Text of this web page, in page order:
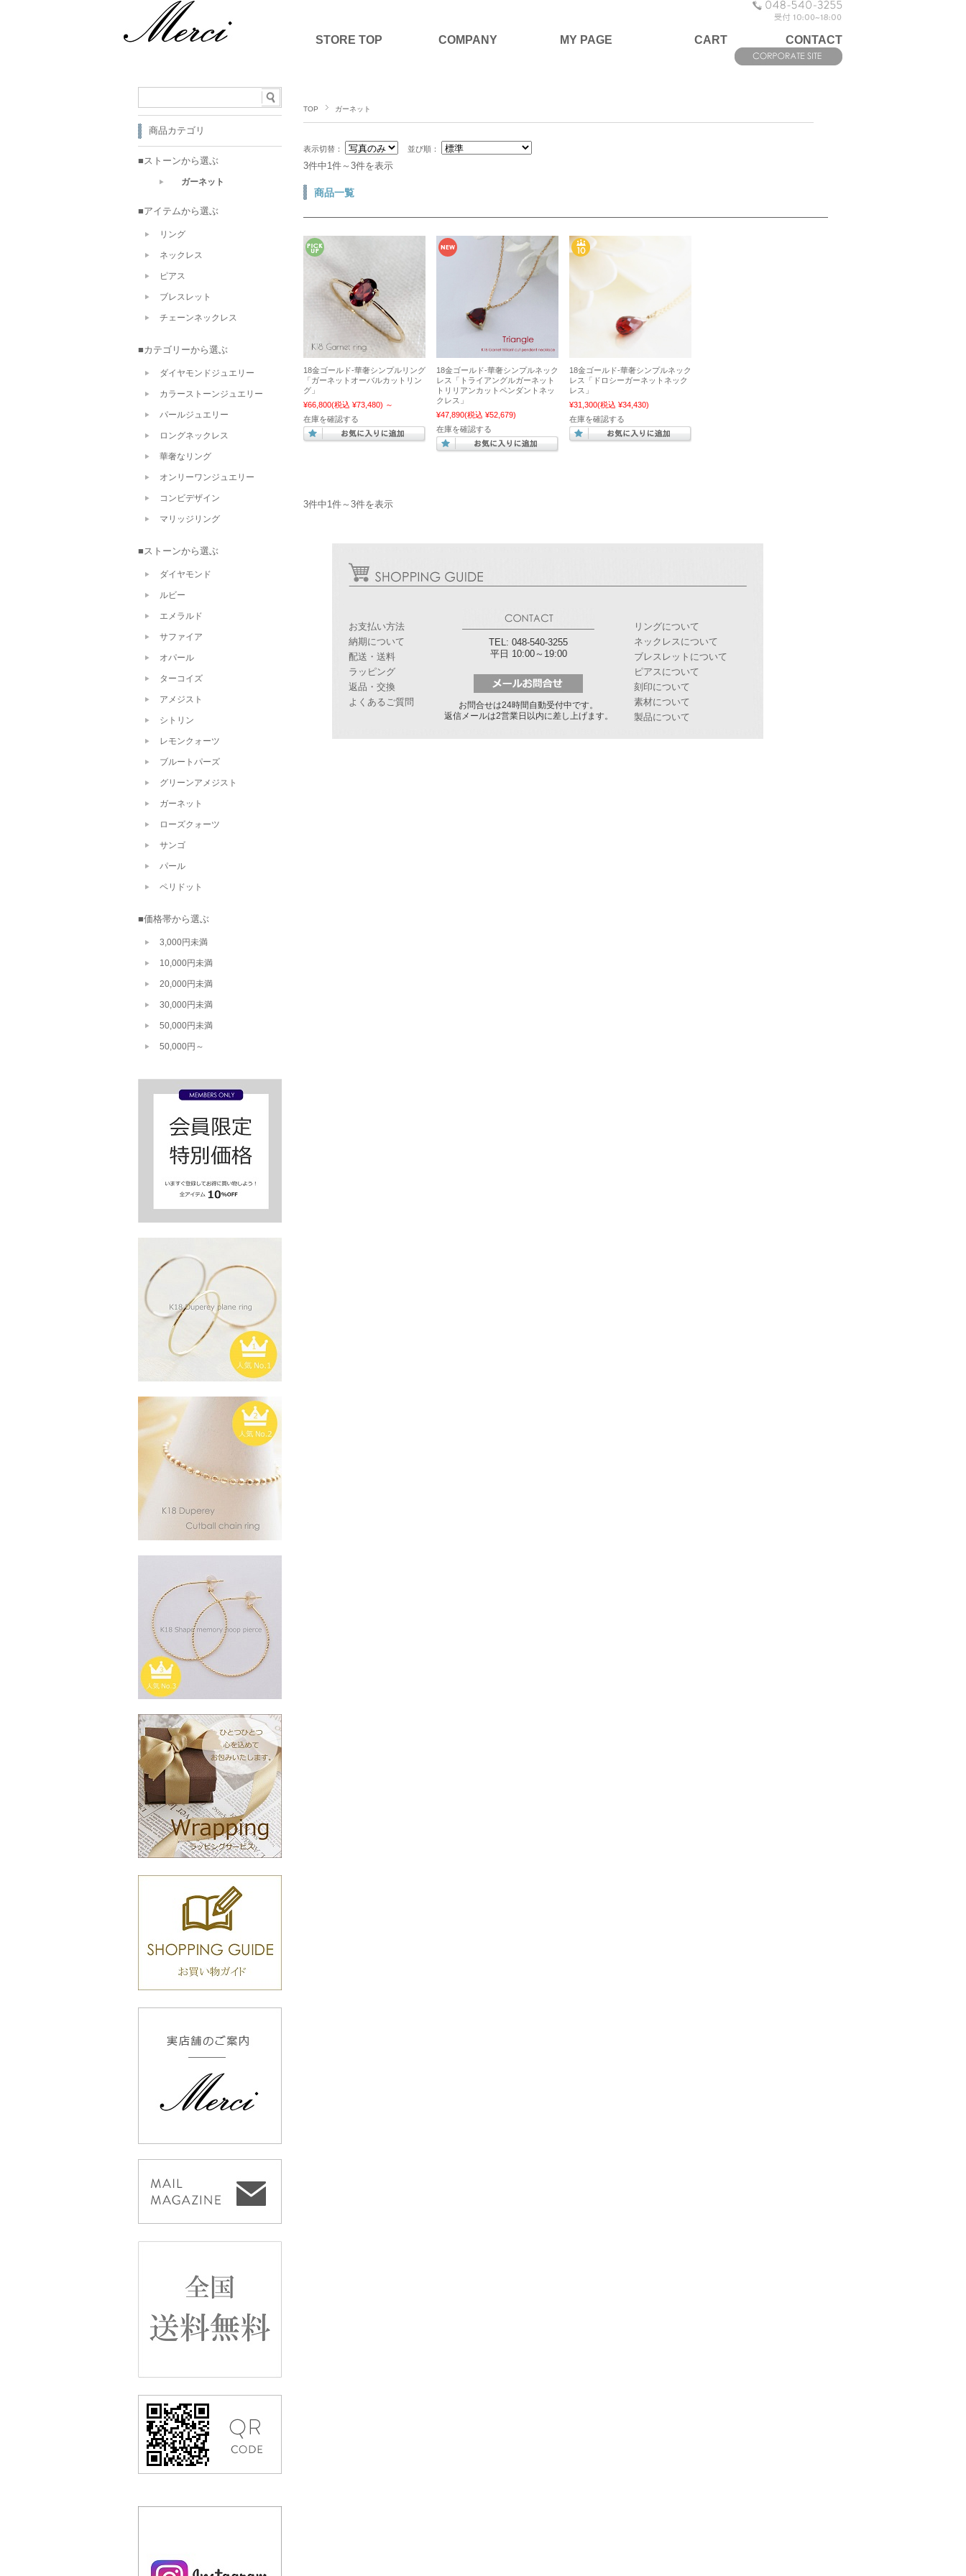
CONTACT
CART
MY PAGE
COMPANY
STORE TOP
TOP ガーネット
表示切替： 並び順：
3件中1件～3件を表示
商品一覧
18金ゴールド-華奢シンプルリング
「ガーネットオーバルカットリン
グ」
¥66,800(税込 ¥73,480) ～
在庫を確認する
18金ゴールド-華奢シンプルネック
レス「トライアングルガーネット
トリリアンカットペンダントネッ
クレス」
¥47,890(税込 ¥52,679)
在庫を確認する
18金ゴールド-華奢シンプルネック
レス「ドロシーガーネットネック
レス」
¥31,300(税込 ¥34,430)
在庫を確認する
3件中1件～3件を表示
お支払い方法
納期について
配送・送料
ラッピング
返品・交換
よくあるご質問
TEL: 048-540-3255
平日 10:00～19:00
お問合せは24時間自動受付中です。
返信メールは2営業日以内に差し上げます。
リングについて
ネックレスについて
ブレスレットについて
ピアスについて
刻印について
素材について
製品について
商品カテゴリ
■ストーンから選ぶ
ガーネット
■アイテムから選ぶ
リング
ネックレス
ピアス
ブレスレット
チェーンネックレス
■カテゴリーから選ぶ
ダイヤモンドジュエリー
カラーストーンジュエリー
パールジュエリー
ロングネックレス
華奢なリング
オンリーワンジュエリー
コンビデザイン
マリッジリング
■ストーンから選ぶ
ダイヤモンド
ルビー
エメラルド
サファイア
オパール
ターコイズ
アメジスト
シトリン
レモンクォーツ
ブルートパーズ
グリーンアメジスト
ガーネット
ローズクォーツ
サンゴ
パール
ペリドット
■価格帯から選ぶ
3,000円未満
10,000円未満
20,000円未満
30,000円未満
50,000円未満
50,000円～